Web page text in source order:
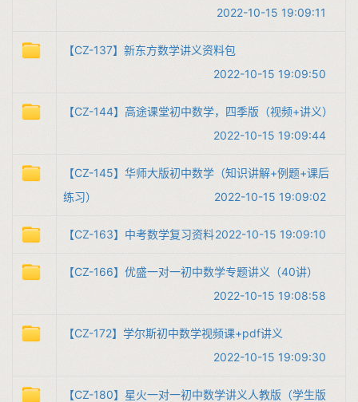
2022-10-15 19:09:11
【CZ-137】新东方数学讲义资料包
2022-10-15 19:09:50
【CZ-144】高途课堂初中数学，四季版（视频+讲义）
2022-10-15 19:09:44
【CZ-145】华师大版初中数学（知识讲解+例题+课后
练习）
2022-10-15 19:09:02
【CZ-163】中考数学复习资料2022-10-15 19:09:10
【CZ-166】优盛一对一初中数学专题讲义（40讲）
2022-10-15 19:08:58
【CZ-172】学尔斯初中数学视频课+pdf讲义
2022-10-15 19:09:30
【CZ-180】星火一对一初中数学讲义人教版（学生版